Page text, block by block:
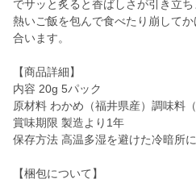
でサッと炙ると香ばしさが引き立ち
熱いご飯を包んで食べたり崩して
合います。
【商品詳細】
内容 20g 5パック
原材料 わかめ（福井県産）調味料（
賞味期限 製造より1年
保存方法 高温多湿を避けた冷暗所に
【梱包について】